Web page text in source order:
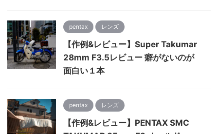
pentax レンズ
【作例&レビュー】Super Takumar
28mm F3.5レビュー 癖がないのが
面白い１本
pentax レンズ
【作例&レビュー】PENTAX SMC